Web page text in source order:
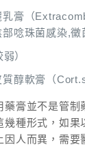
乳膏（
部唸珠菌感染,
）
醇軟膏（Cort.s
藥膏並不是管
幾種形式，如
因人而異，需